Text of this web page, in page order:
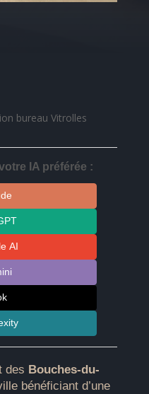
bureau Vitrolles
IA préférée :
AI
des Bouches-du-
bénéficiant d’une